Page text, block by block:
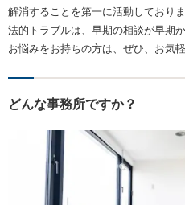
解消することを第一に活動しておりま
法的トラブルは、早期の相談が早期
お悩みをお持ちの方は、ぜひ、お気
どんな事務所ですか？